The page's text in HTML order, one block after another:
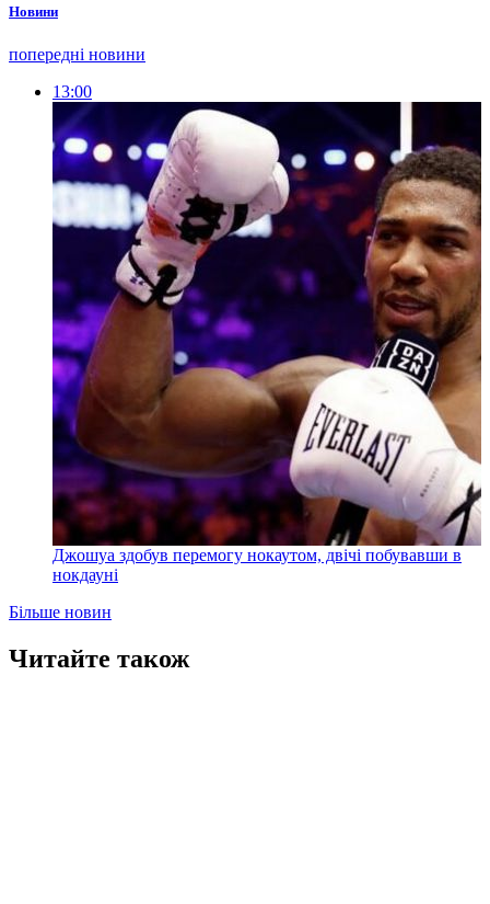
Новини
попередні новини
13:00
Джошуа здобув перемогу нокаутом, двічі побувавши в
нокдауні
Більше новин
Читайте також